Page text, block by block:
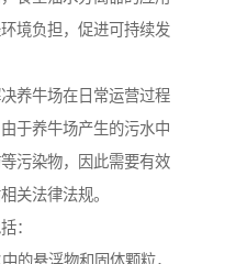
境负担，促进可持续发
养牛场在日常运营过程
于养牛场产生的污水中
污染物，因此需要有效
关法律法规。
：